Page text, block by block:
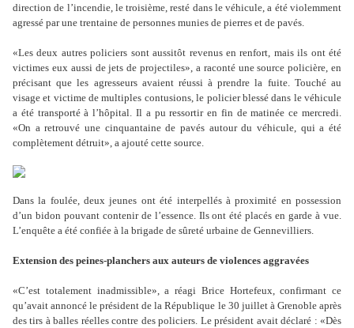
direction de l’incendie, le troisième, resté dans le véhicule, a été violemment
agressé par une trentaine de personnes munies de pierres et de pavés.
«Les deux autres policiers sont aussitôt revenus en renfort, mais ils ont été
victimes eux aussi de jets de projectiles», a raconté une source policière, en
précisant que les agresseurs avaient réussi à prendre la fuite. Touché au
visage et victime de multiples contusions, le policier blessé dans le véhicule
a été transporté à l’hôpital. Il a pu ressortir en fin de matinée ce mercredi.
«On a retrouvé une cinquantaine de pavés autour du véhicule, qui a été
complètement détruit», a ajouté cette source.
Dans la foulée, deux jeunes ont été interpellés à proximité en possession
d’un bidon pouvant contenir de l’essence. Ils ont été placés en garde à vue.
L’enquête a été confiée à la brigade de sûreté urbaine de Gennevilliers.
Extension des peines-planchers aux auteurs de violences aggravées
«C’est totalement inadmissible», a réagi Brice Hortefeux, confirmant ce
qu’avait annoncé le président de la République le 30 juillet à Grenoble après
des tirs à balles réelles contre des policiers. Le président avait déclaré : «Dès